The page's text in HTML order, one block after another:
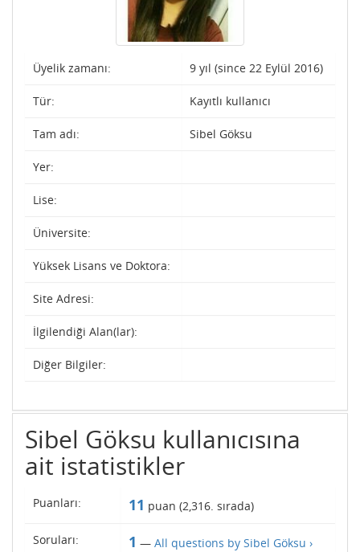
Üyelik zamanı: 9 yıl (since 22 Eylül 2016)
Tür: Kayıtlı kullanıcı
Tam adı: Sibel Göksu
Yer:
Lise:
Üniversite:
Yüksek Lisans ve Doktora:
Site Adresi:
İlgilendiği Alan(lar):
Diğer Bilgiler:
Sibel Göksu kullanıcısına
ait istatistikler
Puanları: 11 puan (2,316. sırada)
Soruları: 1 — All questions by Sibel Göksu ›